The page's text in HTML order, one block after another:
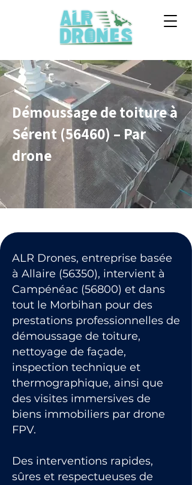
Démoussage de toiture à
Sérent (56460) – Par
drone
ALR Drones, entreprise basée
à Allaire (56350), intervient à
Campénéac (56800) et dans
tout le Morbihan pour des
prestations professionnelles de
démoussage de toiture,
nettoyage de façade,
inspection technique et
thermographique, ainsi que
des visites immersives de
biens immobiliers par drone
FPV.
Des interventions rapides,
sûres et respectueuses de